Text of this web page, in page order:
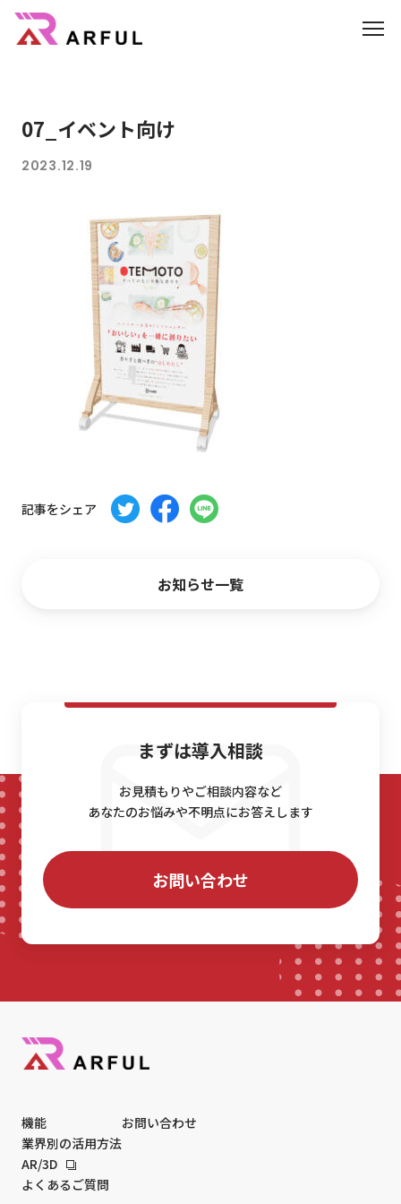
07_イベント向け
2023.12.19
記事をシェア
お知らせ一覧
まずは導入相談
お見積もりやご相談内容など
あなたのお悩みや不明点にお答えします
お問い合わせ
機能
業界別の活用方法
AR/3D
よくあるご質問
お問い合わせ
業界別の活用方法
よくあるご質問
3DCGのサイト制作はこちら
CG制作パートナー募集
お問い合わせ